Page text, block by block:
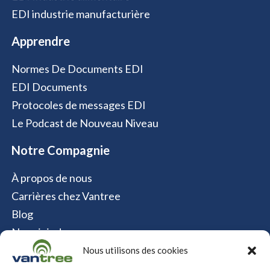
Nous utilisons des cookies
EDI industrie manufacturière
Apprendre
Normes De Documents EDI
EDI Documents
Protocoles de messages EDI
Le Podcast de Nouveau Niveau
Notre Compagnie
À propos de nous
Carrières chez Vantree
Blog
Nous joindre
Politique relative aux cookies